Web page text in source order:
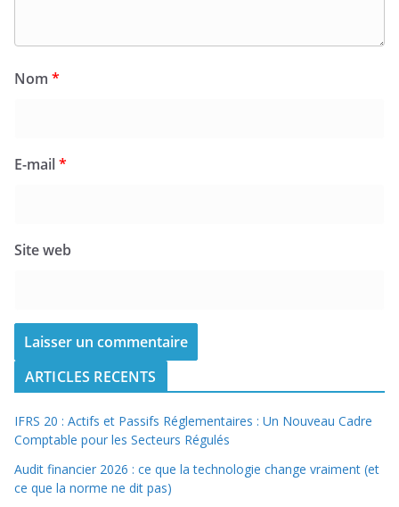
Nom *
E-mail*
Site web
ARTICLES RECENTS
IFRS 20 : Actifs et Passifs Réglementaires : Un Nouveau Cadre
Comptable pour les Secteurs Régulés
Audit financier 2026 : ce que la technologie change vraiment (et
ce que la norme ne dit pas)